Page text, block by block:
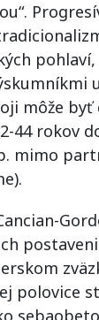
pohlaví,
môže byť
44 rokov
mimo
polovice